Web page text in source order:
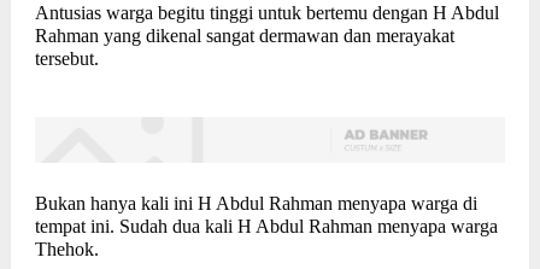
Antusias warga begitu tinggi untuk bertemu dengan H Abdul
Rahman yang dikenal sangat dermawan dan merayakat
tersebut.
Bukan hanya kali ini H Abdul Rahman menyapa warga di
tempat ini. Sudah dua kali H Abdul Rahman menyapa warga
Thehok.